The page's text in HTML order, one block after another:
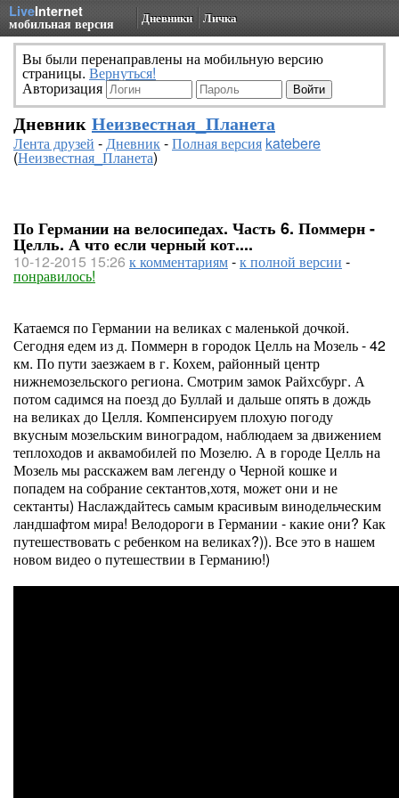
LiveInternet
мобильная версия Дневники Личка
Вы были перенаправлены на мобильную версию
страницы. Вернуться!
Авторизация
Дневник Неизвестная_Планета
Лента друзей -Дневник-Полная версия katebere
(Неизвестная_Планета)
По Германии на велосипедах. Часть 6. Поммерн -
Целль. А что если черный кот....
10-12-2015 15:26 к комментариям-к полной версии -
понравилось!
Катаемся по Германии на великах с маленькой дочкой.
Сегодня едем из д. Поммерн в городок Целль на Мозель - 42
км. По пути заезжаем в г. Кохем, районный центр
нижнемозельского региона. Смотрим замок Райхсбург. А
потом садимся на поезд до Буллай и дальше опять в дождь
на великах до Целля. Компенсируем плохую погоду
вкусным мозельским виноградом, наблюдаем за движением
теплоходов и аквамобилей по Мозелю. А в городе Целль на
Мозель мы расскажем вам легенду о Черной кошке и
попадем на собрание сектантов,хотя, может они и не
сектанты) Наслаждайтесь самым красивым винодельческим
ландшафтом мира! Велодороги в Германии - какие они? Как
путешествовать с ребенком на великах?)). Все это в нашем
новом видео о путешествии в Германию!)